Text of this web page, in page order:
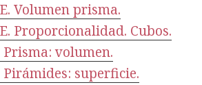
Volumen prisma.
Proporcionalidad. Cubos.
Prisma: volumen.
Pirámides: superficie.